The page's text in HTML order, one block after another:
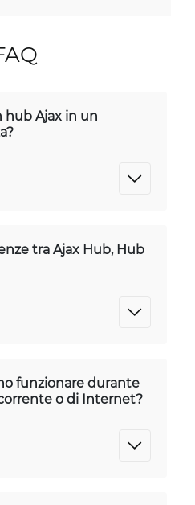
hub Ajax in un
tra Ajax Hub, Hub
funzionare durante
o di Internet?